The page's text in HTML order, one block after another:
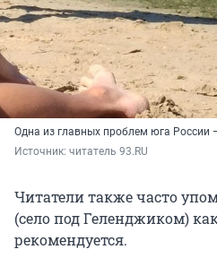
Одна из главных проблем юга России
Источник: читатель 93.RU
Читатели также часто
(село под Геленджиком)
рекомендуется.